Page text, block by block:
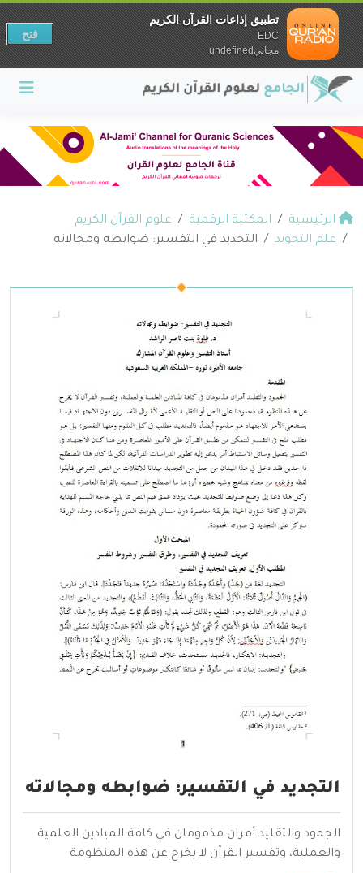
الرئيسية المكتبة الرقمية
علوم القرآن الكريم
علم التجويد
التجديد في التفسير: ضوابطه ومجالاته
التجديد في التفسير: ضوابطه ومجالاته
الجمود والتقليد أمران مذمومان في كافة الميادين العلمية
والعملية، وتفسير القرآن لا يخرج عن هذه المنظومة
تطبيق إذاعات القرآن الكريم
EDC
مجانيundefined
فتح